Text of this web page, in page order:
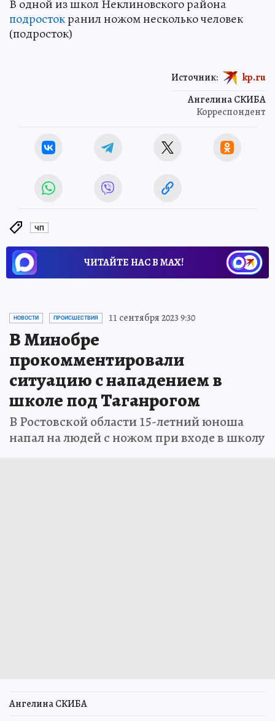
В одной из школ Неклиновского района
подростокранил ножом несколько человек
(подросток)
Ангелина СКИБА
Корреспондент
Источник: kp.ru
ЧП
ЧИТАЙТЕ НАС В МАХ!
НОВОСТИ ПРОИСШЕСТВИЯ 11 сентября 2023 9:30
В Минобре
прокомментировали
ситуацию с нападением в
школе под Таганрогом
В Ростовской области 15-летний юноша
напал на людей с ножом при входе в школу
Ангелина СКИБА